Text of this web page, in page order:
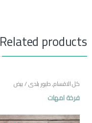
Related products
كل الاقسام,طيور بلدي / بيض
فرخة امهات